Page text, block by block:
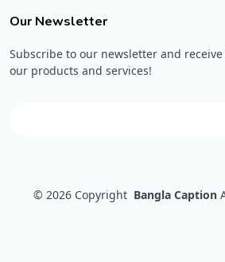
Our Newsletter
Subscribe to our newsletter and
our products and services!
© 2026 Copyright Bangla Caption